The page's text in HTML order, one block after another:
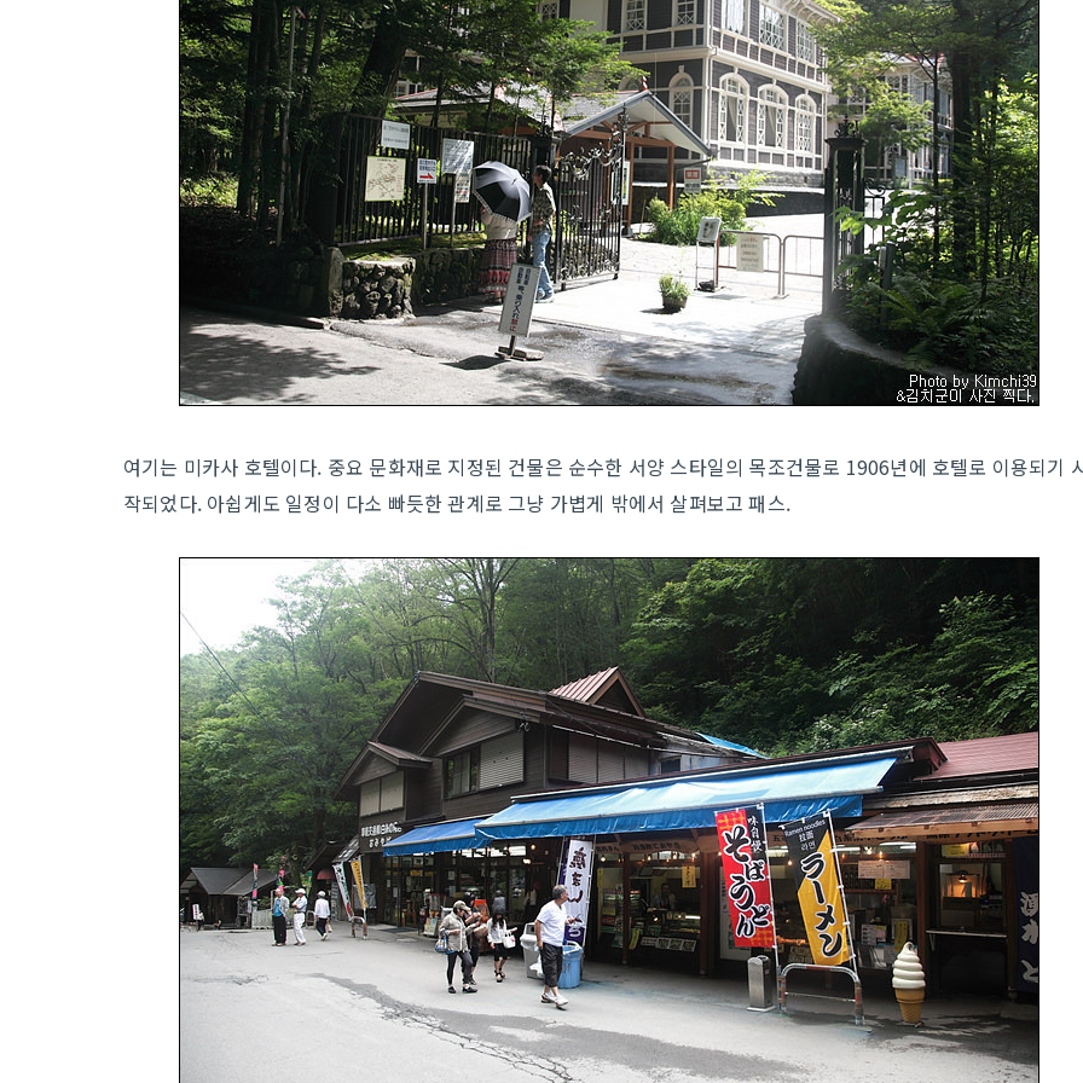
여기는 미카사 호텔이다. 중요 문화재로 지정된 건물은 순수한 서양 스타일의 목조건물로 1906년에 호텔로 이용되기
작되었다. 아쉽게도 일정이 다소 빠듯한 관계로 그냥 가볍게 밖에서 살펴보고 패스.